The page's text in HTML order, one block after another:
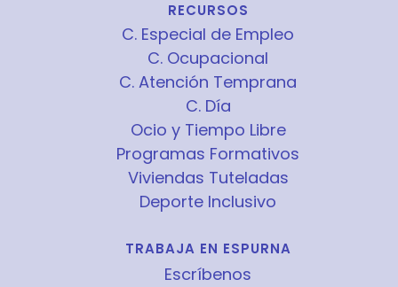
RECURSOS
C. Especial de Empleo
C. Ocupacional
C. Atención Temprana
C. Día
Ocio y Tiempo Libre
Programas Formativos
Viviendas Tuteladas
Deporte Inclusivo
TRABAJA EN ESPURNA
Escríbenos